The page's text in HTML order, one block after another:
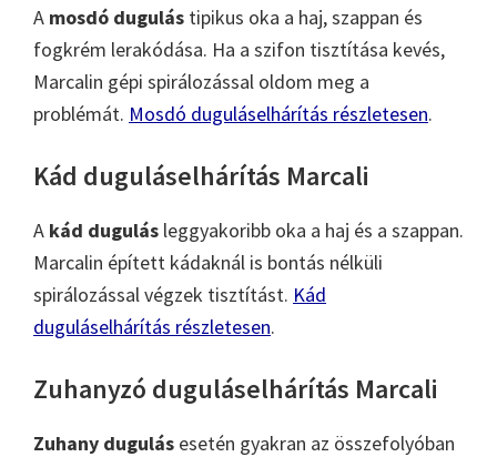
A mosdó dugulás tipikus oka a haj, szappan és
fogkrém lerakódása. Ha a szifon tisztítása kevés,
Marcalin gépi spirálozással oldom meg a
problémát. Mosdó duguláselhárítás részletesen.
Kád duguláselhárítás Marcali
A kád dugulás leggyakoribb oka a haj és a szappan.
Marcalin épített kádaknál is bontás nélküli
spirálozással végzek tisztítást. Kád
duguláselhárítás részletesen.
Zuhanyzó duguláselhárítás Marcali
Zuhany dugulás esetén gyakran az összefolyóban